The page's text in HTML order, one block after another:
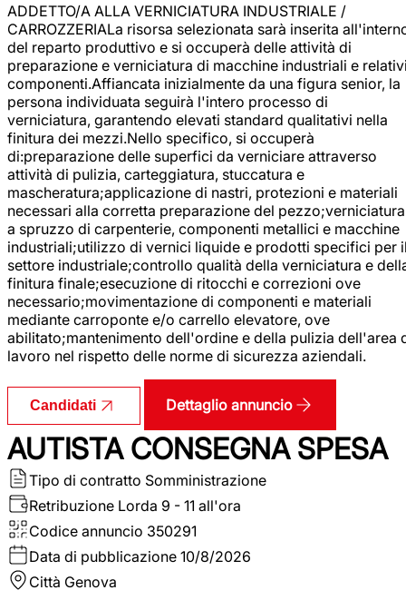
ADDETTO/A ALLA VERNICIATURA INDUSTRIALE /
CARROZZERIALa risorsa selezionata sarà inserita
del reparto produttivo e si occuperà delle attività di
preparazione e verniciatura di macchine industriali e
componenti.Affiancata inizialmente da una figura senior, la
persona individuata seguirà l'intero processo di
verniciatura, garantendo elevati standard qualitativi nella
finitura dei mezzi.Nello specifico, si occuperà
di:preparazione delle superfici da verniciare attraverso
attività di pulizia, carteggiatura, stuccatura e
mascheratura;applicazione di nastri, protezioni e materiali
necessari alla corretta preparazione del pezzo;verniciatura
a spruzzo di carpenterie, componenti metallici e macchine
industriali;utilizzo di vernici liquide e prodotti specifici per
settore industriale;controllo qualità della verniciatura e
finitura finale;esecuzione di ritocchi e correzioni ove
necessario;movimentazione di componenti e materiali
mediante carroponte e/o carrello elevatore, ove
abilitato;mantenimento dell'ordine e della pulizia dell'area
lavoro nel rispetto delle norme di sicurezza aziendali.
Candidati Dettaglio annuncio
AUTISTA CONSEGNA SPESA
Tipo di contratto Somministrazione
Retribuzione Lorda 9 - 11 all'ora
Codice annuncio 350291
Data di pubblicazione 10/8/2026
Città Genova